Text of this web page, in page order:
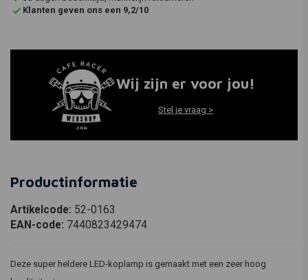
Klanten geven ons een 9,2/10
Wij zijn er voor jou!
Stel je vraag >
Productinformatie
Artikelcode: 52-0163
EAN-code: 7440823429474
Deze super heldere LED-koplamp is gemaakt met een zeer hoog